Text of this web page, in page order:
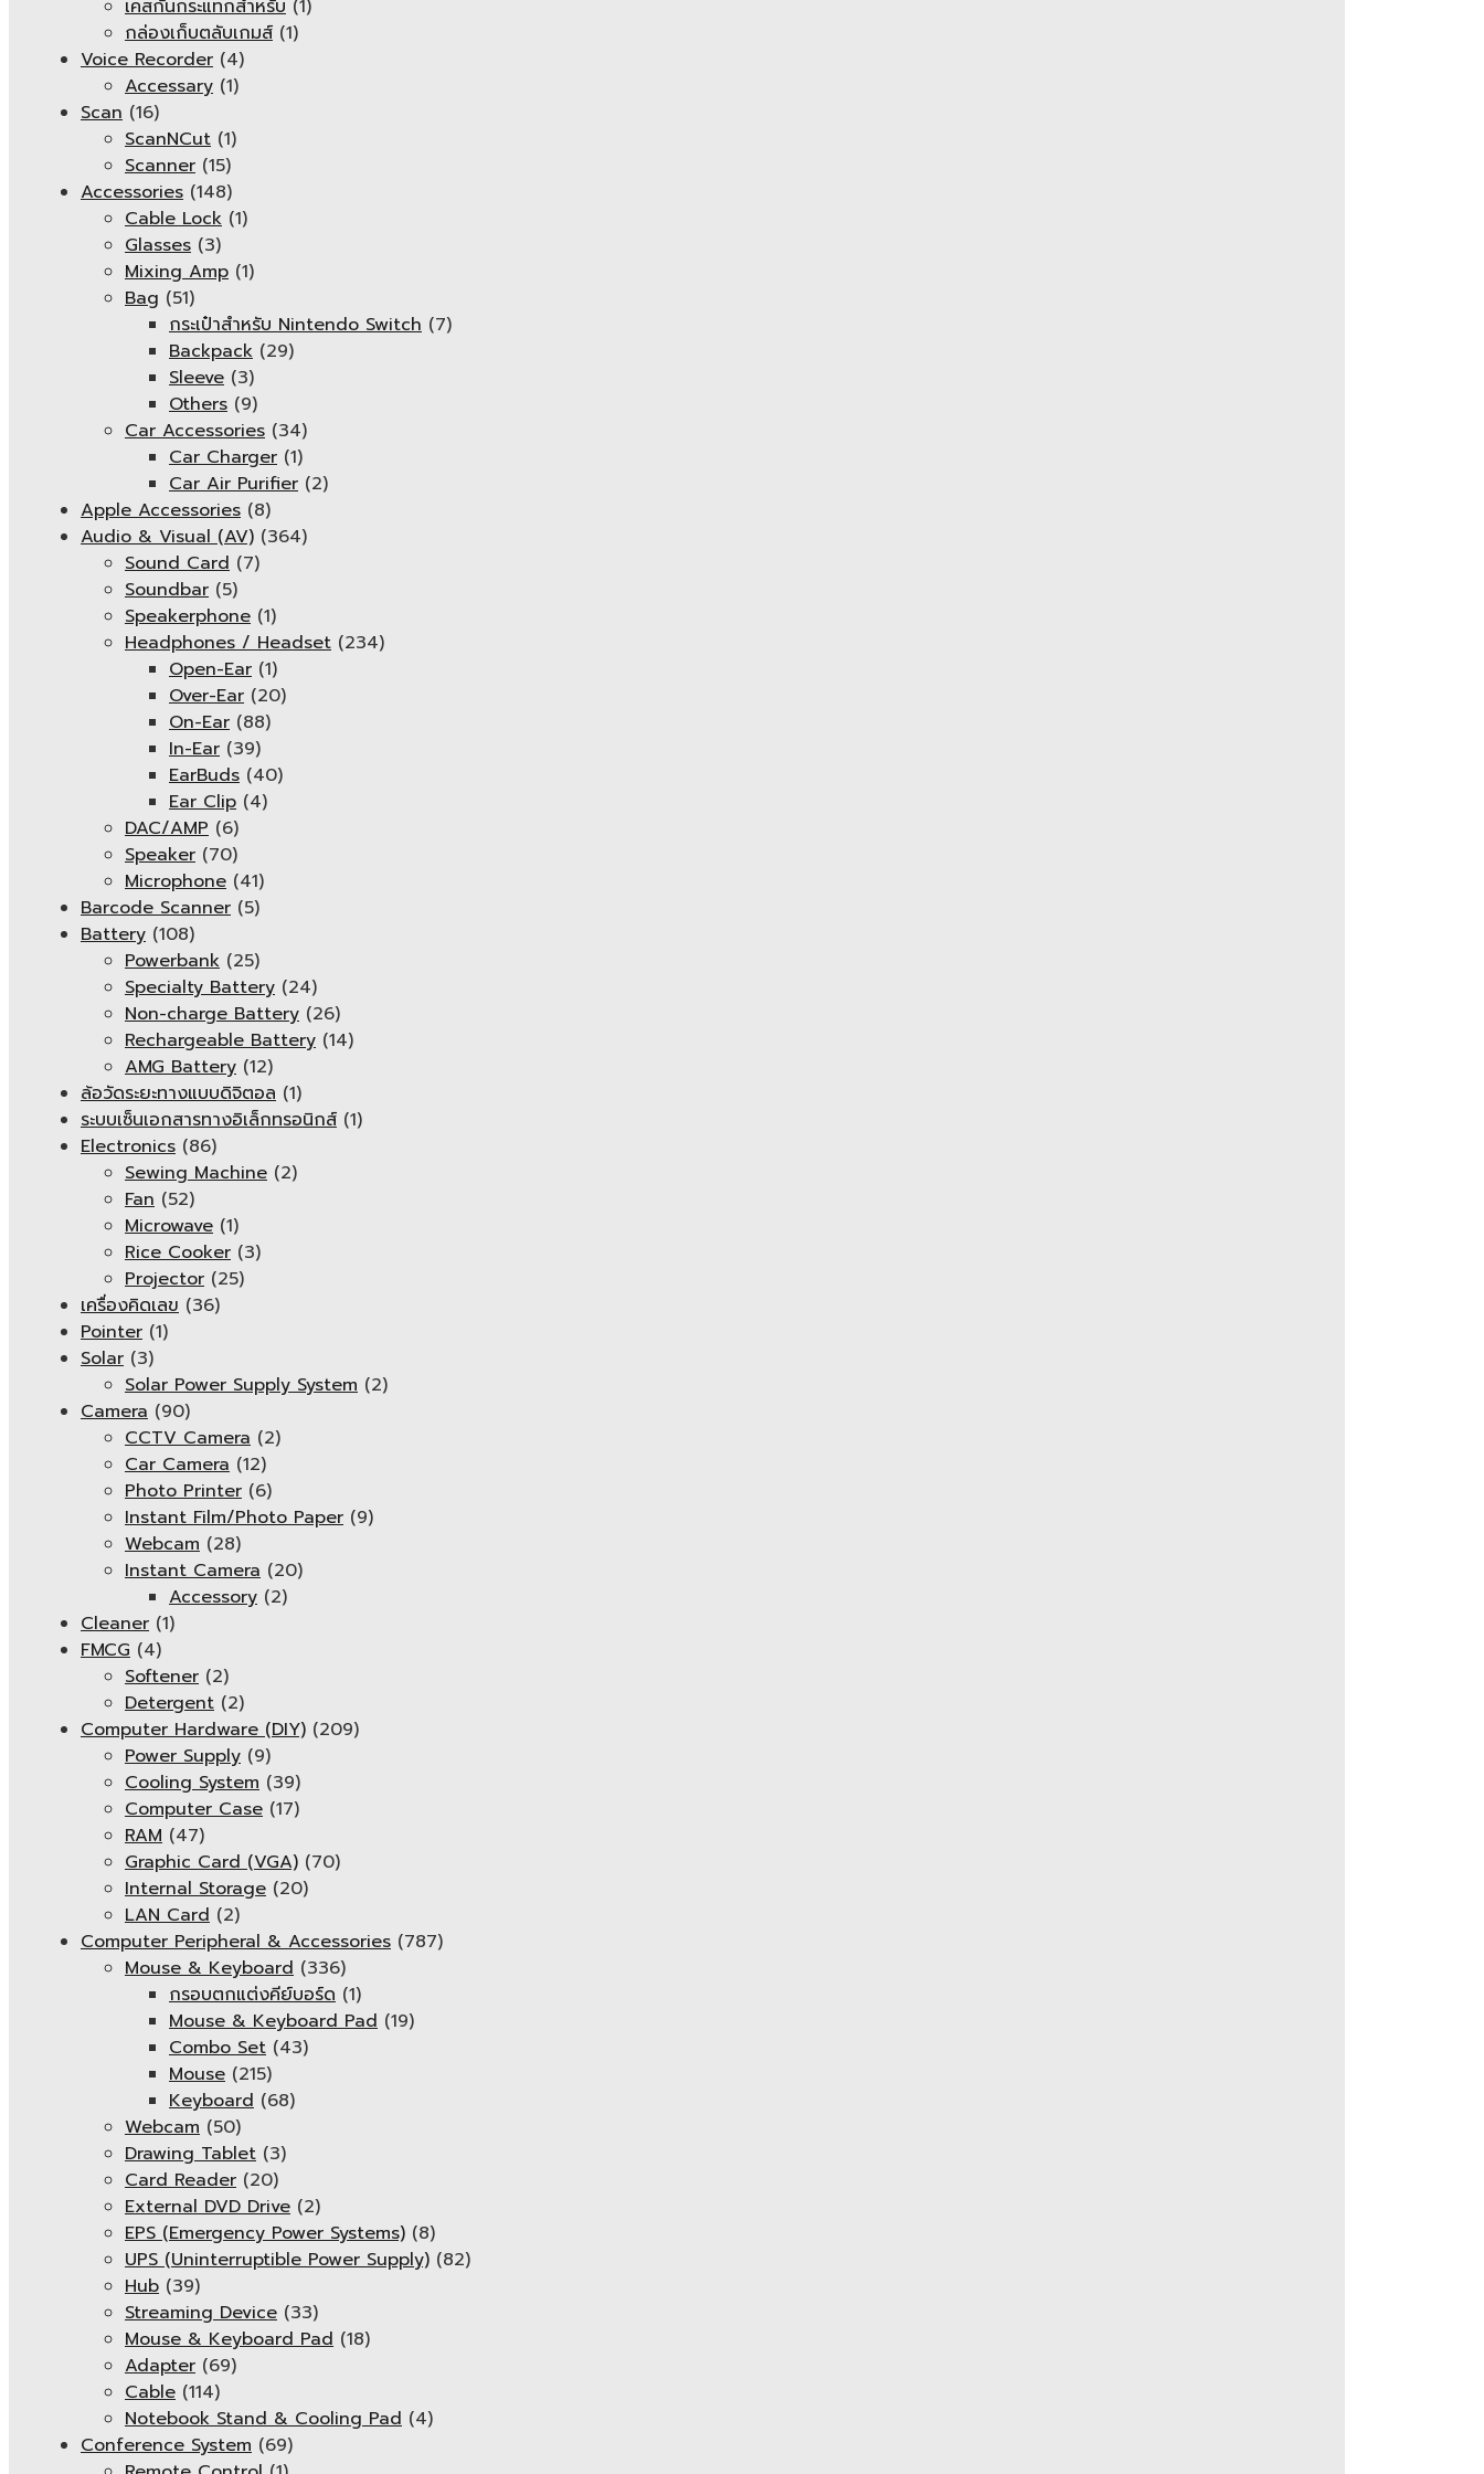
เคสกันกระแทกสำหรับ (1)
กล่องเก็บตลับเกมส์ (1)
Voice Recorder (4)
Accessary (1)
Scan (16)
ScanNCut (1)
Scanner (15)
Accessories (148)
Cable Lock (1)
Glasses (3)
Mixing Amp (1)
Bag (51)
กระเป๋าสำหรับ Nintendo Switch (7)
Backpack (29)
Sleeve (3)
Others (9)
Car Accessories (34)
Car Charger (1)
Car Air Purifier (2)
Apple Accessories (8)
Audio & Visual (AV) (364)
Sound Card (7)
Soundbar (5)
Speakerphone (1)
Headphones / Headset (234)
Open-Ear (1)
Over-Ear (20)
On-Ear (88)
In-Ear (39)
EarBuds (40)
Ear Clip (4)
DAC/AMP (6)
Speaker (70)
Microphone (41)
Barcode Scanner (5)
Battery (108)
Powerbank (25)
Specialty Battery (24)
Non-charge Battery (26)
Rechargeable Battery (14)
AMG Battery (12)
ล้อวัดระยะทางแบบดิจิตอล (1)
ระบบเซ็นเอกสารทางอิเล็กทรอนิกส์ (1)
Electronics (86)
Sewing Machine (2)
Fan (52)
Microwave (1)
Rice Cooker (3)
Projector (25)
เครื่องคิดเลข (36)
Pointer (1)
Solar (3)
Solar Power Supply System (2)
Camera (90)
CCTV Camera (2)
Car Camera (12)
Photo Printer (6)
Instant Film/Photo Paper (9)
Webcam (28)
Instant Camera (20)
Accessory (2)
Cleaner (1)
FMCG (4)
Softener (2)
Detergent (2)
Computer Hardware (DIY) (209)
Power Supply (9)
Cooling System (39)
Computer Case (17)
RAM (47)
Graphic Card (VGA) (70)
Internal Storage (20)
LAN Card (2)
Computer Peripheral & Accessories (787)
Mouse & Keyboard (336)
กรอบตกแต่งคีย์บอร์ด (1)
Mouse & Keyboard Pad (19)
Combo Set (43)
Mouse (215)
Keyboard (68)
Webcam (50)
Drawing Tablet (3)
Card Reader (20)
External DVD Drive (2)
EPS (Emergency Power Systems) (8)
UPS (Uninterruptible Power Supply) (82)
Hub (39)
Streaming Device (33)
Mouse & Keyboard Pad (18)
Adapter (69)
Cable (114)
Notebook Stand & Cooling Pad (4)
Conference System (69)